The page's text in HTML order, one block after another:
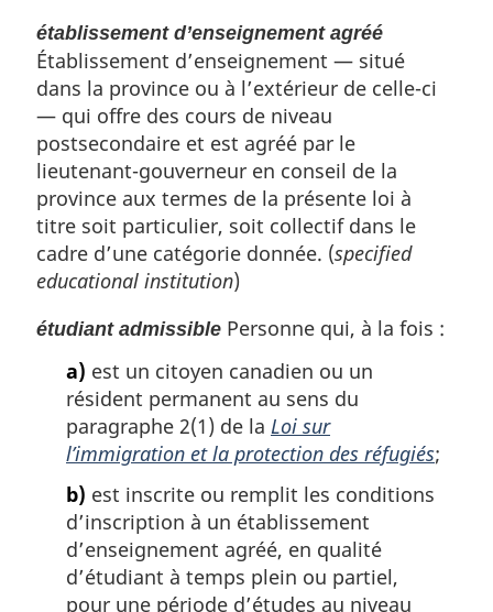
établissement d’enseignement agréé
Établissement d’enseignement — situé
dans la province ou à l’extérieur de celle-ci
— qui offre des cours de niveau
postsecondaire et est agréé par le
lieutenant-gouverneur en conseil de la
province aux termes de la présente loi à
titre soit particulier, soit collectif dans le
cadre d’une catégorie donnée. (specified
educational institution)
étudiant admissible Personne qui, à la fois :
a) est un citoyen canadien ou un
résident permanent au sens du
paragraphe 2(1) de la Loi sur
l’immigration et la protection des réfugiés;
b) est inscrite ou remplit les conditions
d’inscription à un établissement
d’enseignement agréé, en qualité
d’étudiant à temps plein ou partiel,
pour une période d’études au niveau